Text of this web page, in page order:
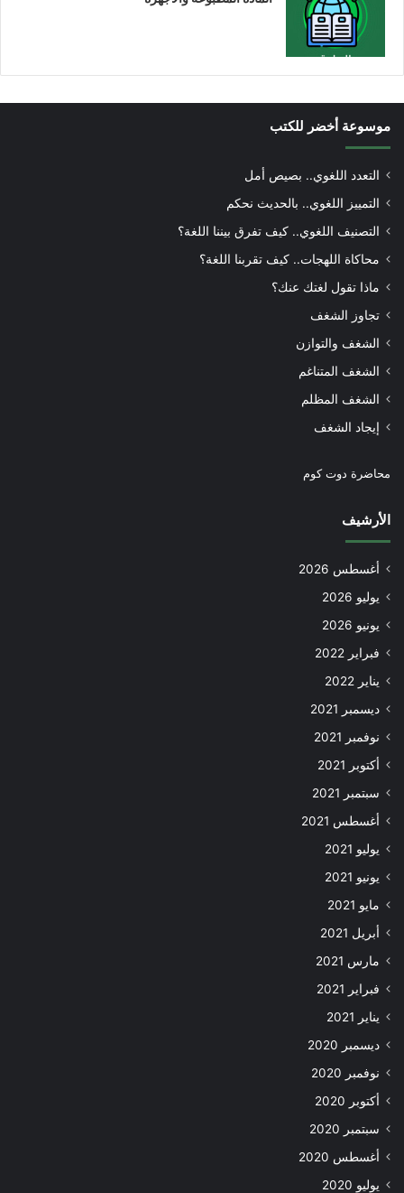
موسوعة أخضر للكتب
التعدد اللغوي.. بصيص أمل
التمييز اللغوي.. بالحديث نحكم
التصنيف اللغوي.. كيف تفرق بيننا اللغة؟
محاكاة اللهجات.. كيف تقربنا اللغة؟
ماذا تقول لغتك عنك؟
تجاوز الشغف
الشغف والتوازن
الشغف المتناغم
الشغف المظلم
إيجاد الشغف
محاضرة دوت كوم
الأرشيف
أغسطس 2026
يوليو 2026
يونيو 2026
فبراير 2022
يناير 2022
ديسمبر 2021
نوفمبر 2021
أكتوبر 2021
سبتمبر 2021
أغسطس 2021
يوليو 2021
يونيو 2021
مايو 2021
أبريل 2021
مارس 2021
فبراير 2021
يناير 2021
ديسمبر 2020
نوفمبر 2020
أكتوبر 2020
سبتمبر 2020
أغسطس 2020
يوليو 2020